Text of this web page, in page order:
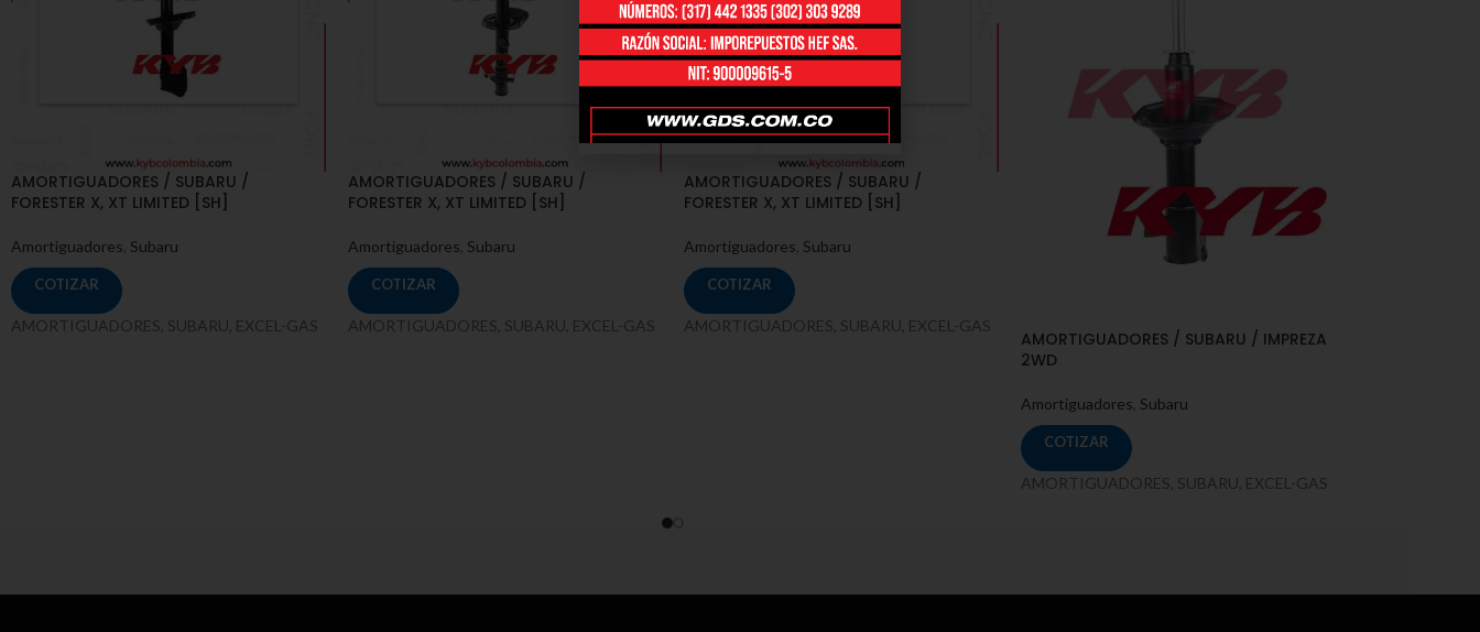
AMORTIGUADORES / SUBARU /
FORESTER X, XT LIMITED [SH]
Amortiguadores, Subaru
COTIZAR
AMORTIGUADORES, SUBARU, EXCEL-GAS
AMORTIGUADORES / SUBARU /
FORESTER X, XT LIMITED [SH]
Amortiguadores, Subaru
COTIZAR
AMORTIGUADORES, SUBARU, EXCEL-GAS
AMORTIGUADORES / SUBARU /
FORESTER X, XT LIMITED [SH]
Amortiguadores, Subaru
COTIZAR
AMORTIGUADORES, SUBARU, EXCEL-GAS
AMORTIGUADORES / SUBARU / IMPREZA
2WD
Amortiguadores Subaru
COTIZAR
AMORTIGUADORES, SUBARU, EXCEL-GAS